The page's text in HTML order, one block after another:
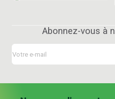
Abonnez-vous à